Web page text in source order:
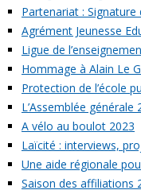
Partenariat : Signature
Agrément Jeunesse
Ligue de
Hommage à Alain Le
Protection de l’école
L’Assemblée générale
A vélo au boulot 2023
Laïcité : interviews,
Une aide régionale
Saison des affiliations